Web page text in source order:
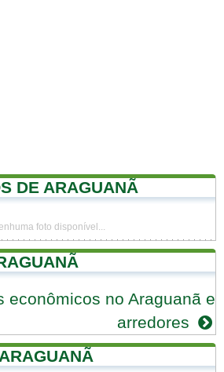
DE ARAGUANÃ
foto disponível...
econômicos no Araguanã e
arredores